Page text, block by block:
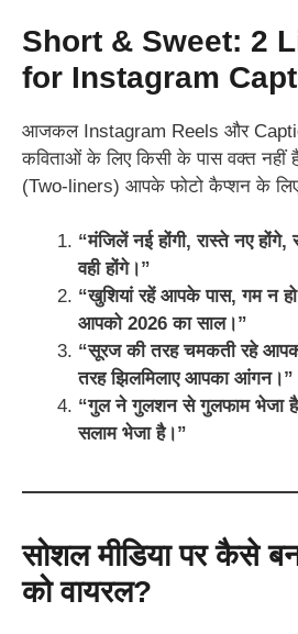
Short & Sweet: 2
for Instagram
आजकल Instagram Reels और
कविताओं के लिए किसी के पास वक्त नहीं
(Two-liners) आपके फोटो कैप्शन के
“मंजिलें नई होंगी, रास्ते नए
वही होंगे।”
“खुशियां रहें आपके पास, गम न
आपको 2026 का साल।”
“सूरज की तरह चमकती रहे
तरह झिलमिलाए आपका आंगन।”
“गुल ने गुलशन से गुलफाम भेजा
सलाम भेजा है।”
सोशल मीडिया पर कैसे
को वायरल?